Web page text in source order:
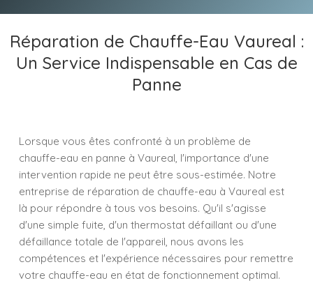
Réparation de Chauffe-Eau Vaureal :
Un Service Indispensable en Cas de
Panne
Lorsque vous êtes confronté à un problème de
chauffe-eau en panne à Vaureal, l'importance d'une
intervention rapide ne peut être sous-estimée. Notre
entreprise de réparation de chauffe-eau à Vaureal est
là pour répondre à tous vos besoins. Qu'il s'agisse
d'une simple fuite, d'un thermostat défaillant ou d'une
défaillance totale de l'appareil, nous avons les
compétences et l'expérience nécessaires pour remettre
votre chauffe-eau en état de fonctionnement optimal.